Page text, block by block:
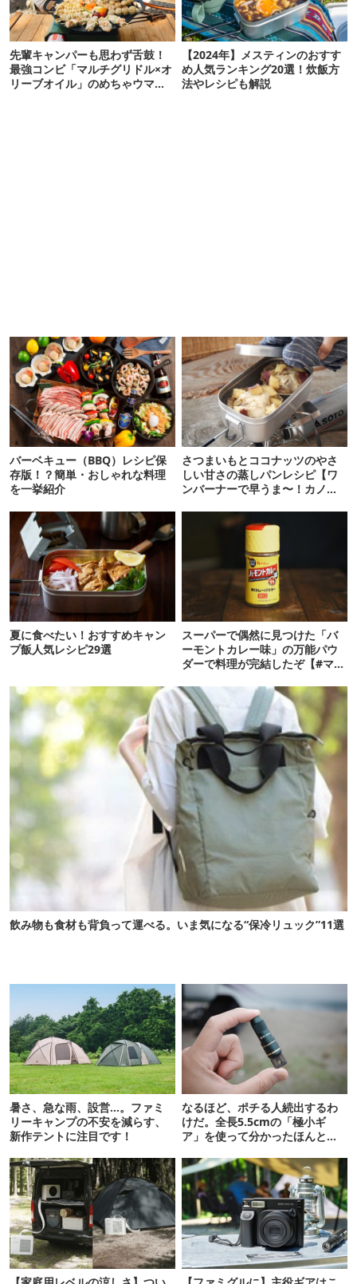
先輩キャンパーも思わず舌鼓！
最強コンビ「マルチグリドル×オ
リーブオイル」のめちゃウマ神
【2024年】メスティンのおすす
め人気ランキング20選！炊飯方
法やレシピも解説
バーベキュー（BBQ）レシピ保
存版！？簡単・おしゃれな料理
を一挙紹介
さつまいもとココナッツのやさ
しい甘さの蒸しパンレシピ【ワ
ンバーナーで早うま〜！カノウ
夏に食べたい！おすすめキャン
プ飯人気レシピ29選
スーパーで偶然に見つけた「バ
ーモントカレー味」の万能パウ
ダーで料理が完結したぞ【#マツ
飲み物も食材も背負って運べる。いま気になる“保冷リュック”11選
暑さ、急な雨、設営…。ファミ
リーキャンプの不安を減らす、
新作テントに注目です！
なるほど、ポチる人続出するわ
けだ。全長5.5cmの「極小ギ
ア」を使って分かったほんとの